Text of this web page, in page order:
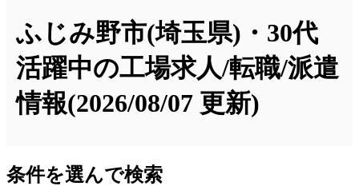
ふじみ野市(埼玉県)・30代
活躍中の工場求人/転職/派遣
情報(2026/08/07 更新)
条件を選んで検索